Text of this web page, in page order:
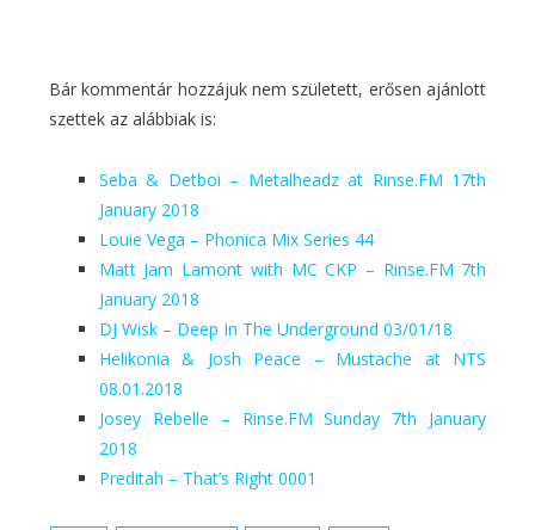
Bár kommentár hozzájuk nem született, erősen ajánlott
szettek az alábbiak is:
Seba & Detboi – Metalheadz at Rinse.FM 17th
January 2018
Louie Vega – Phonica Mix Series 44
Matt Jam Lamont with MC CKP – Rinse.FM 7th
January 2018
DJ Wisk – Deep In The Underground 03/01/18
Helikonia & Josh Peace – Mustache at NTS
08.01.2018
Josey Rebelle – Rinse.FM Sunday 7th January
2018
Preditah – That’s Right 0001